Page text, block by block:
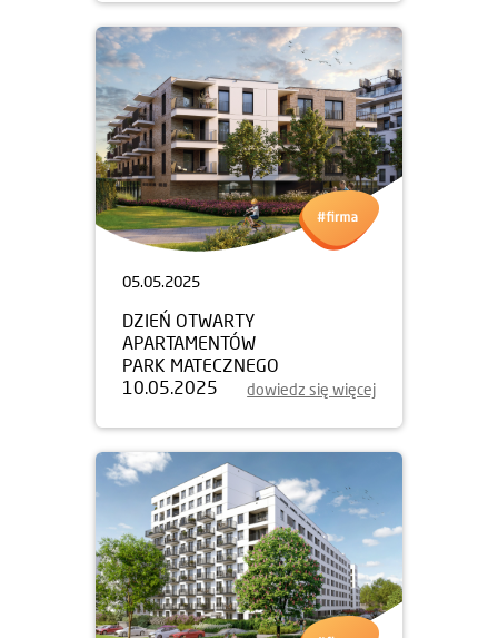
05.05.2025
DZIEŃ OTWARTY
APARTAMENTÓW
PARK MATECZNEGO
10.05.2025
dowiedz się więcej